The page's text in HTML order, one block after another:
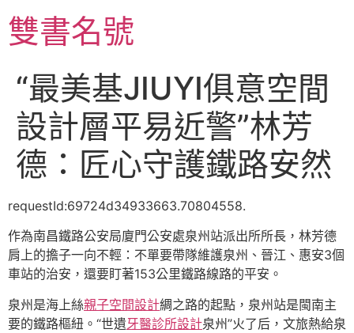
至
主雙書名號
“最美基JIUYI俱意空間
設計層平易近警”林芳
德：匠心守護鐵路安然
requestId:69724d34933663.70804558.
作為南昌鐵路公安局廈門公安處泉州站派出所所長，林芳德
肩上的擔子一向不輕：不單要帶隊維護泉州、晉江、惠安3個
車站的治安，還要盯著153公里鐵路線路的平安。
泉州是海上絲親子空間設計綢之路的起點，泉州站是閩南主
要的鐵路樞紐。“世遺牙醫診所設計泉州”火了后，文旅熱給泉